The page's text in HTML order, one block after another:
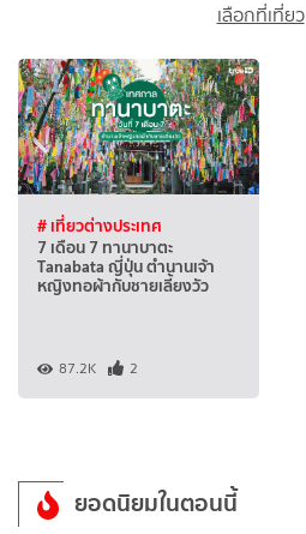
เลือกที่เที่ยว
# เที่ยวต่างประเทศ
7 เดือน 7 ทานาบาตะ
Tanabata ญี่ปุ่น ตำนานเจ้า
หญิงทอผ้ากับชายเลี้ยงวัว
87.2K 2
ยอดนิยมในตอนนี้